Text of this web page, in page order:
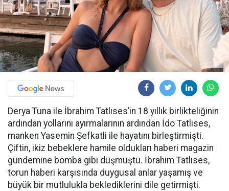
Derya Tuna ile İbrahim Tatlıses’in 18 yıllık birlikteliğinin
ardından yollarını ayırmalarının ardından İdo Tatlıses,
manken Yasemin Şefkatli ile hayatını birleştirmişti.
Çiftin, ikiz bebeklere hamile oldukları haberi magazin
gündemine bomba gibi düşmüştü. İbrahim Tatlıses,
torun haberi karşısında duygusal anlar yaşamış ve
büyük bir mutlulukla beklediklerini dile getirmişti.